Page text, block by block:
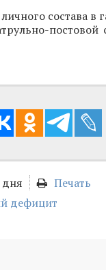
состава в
дня
Печать
дефицит